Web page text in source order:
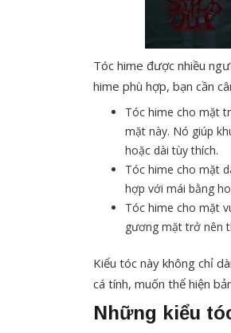
Tóc hime được nhiều
hime phù hợp, bạn cần
Tóc hime cho mặt
mặt này. Nó giúp
hoặc dài tùy thích.
Tóc hime cho mặt
hợp với mái bằng
Tóc hime cho mặt
gương mặt trở nên
Kiểu tóc này không chỉ
cá tính, muốn thể hiện
Những kiểu